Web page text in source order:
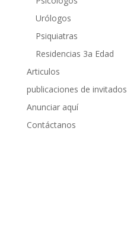
Urólogos
Psiquiatras
Residencias 3a Edad
Articulos
publicaciones de invitados
Anunciar aquí
Contáctanos